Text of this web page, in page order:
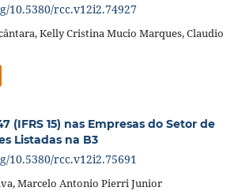
10.5380/rcc.v12i2.74927
Kelly Cristina Mucio Marques, Claudio
(IFRS 15) nas Empresas do Setor de
Listadas na B3
10.5380/rcc.v12i2.75691
Marcelo Antonio Pierri Junior